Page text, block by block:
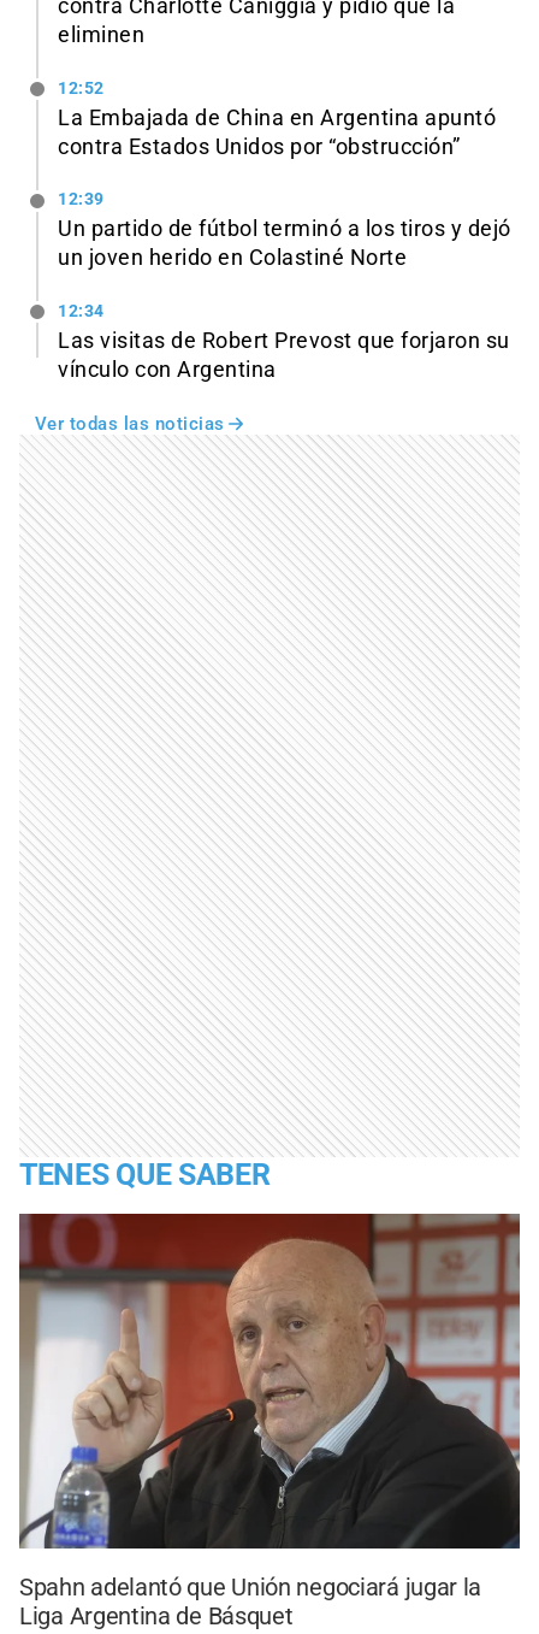
contra Charlotte Caniggia y pidió que la
eliminen
12:52
La Embajada de China en Argentina apuntó
contra Estados Unidos por “obstrucción”
12:39
Un partido de fútbol terminó a los tiros y dejó
un joven herido en Colastiné Norte
12:34
Las visitas de Robert Prevost que forjaron su
vínculo con Argentina
Ver todas las noticias
TENES QUE SABER
Spahn adelantó que Unión negociará jugar la
Liga Argentina de Básquet